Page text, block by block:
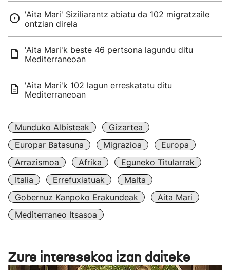
'Aita Mari' Siziliarantz abiatu da 102 migratzaile
ontzian direla
'Aita Mari'k beste 46 pertsona lagundu ditu
Mediterraneoan
'Aita Mari'k 102 lagun erreskatatu ditu
Mediterraneoan
Munduko Albisteak
Gizartea
Europar Batasuna
Migrazioa
Europa
Arrazismoa
Afrika
Eguneko Titularrak
Italia
Errefuxiatuak
Malta
Gobernuz Kanpoko Erakundeak
Aita Mari
Mediterraneo Itsasoa
Zure interesekoa izan daiteke